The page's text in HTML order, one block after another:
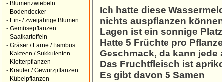
- Blumenzwiebeln
- Bodendecker
- Ein- / zweijährige Blumen
- Gemüsepflanzen
- Saatkartoffeln
- Gräser / Farne / Bambus
- Kakteen / Sukkulenten
- Kletterpflanzen
- Kräuter / Gewürzpflanzen
- Kübelpflanzen
Ich hatte diese
nichts auspflanzen
Lagen ist ein sonnige
Hatte 5 Früchte pro
Geschmack, da kann jede
Das Fruchtfleisch ist
Es gibt davon 5 Samen